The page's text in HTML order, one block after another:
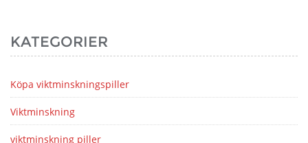
KATEGORIER
Köpa viktminskningspiller
Viktminskning
viktminskning piller